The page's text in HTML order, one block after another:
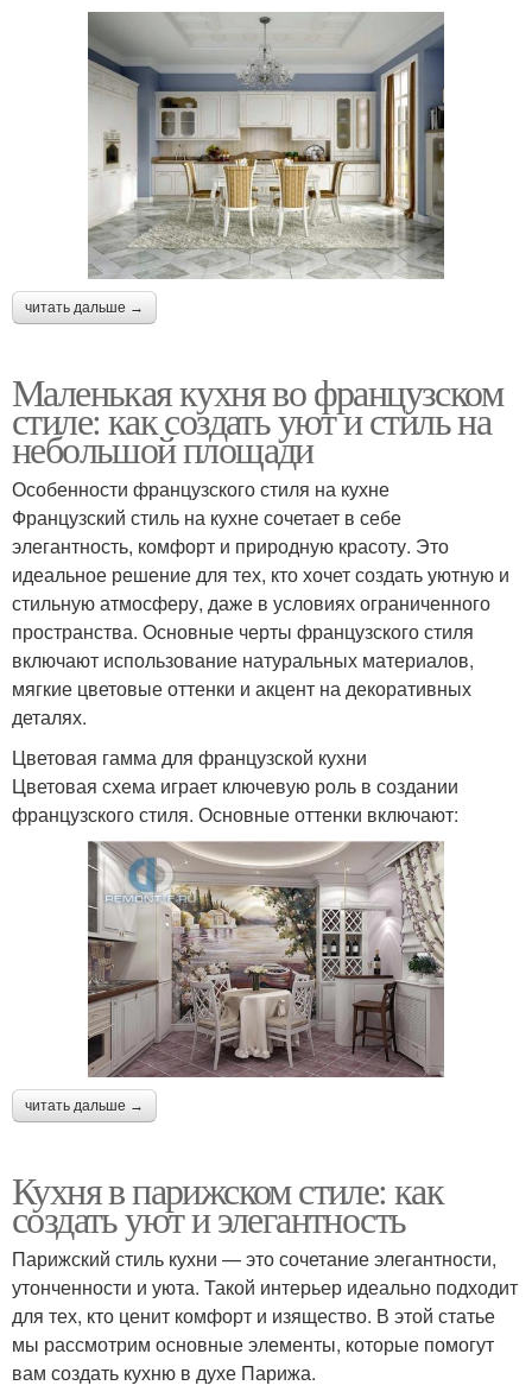
читать дальше →
Маленькая кухня во французском
стиле: как создать уют и стиль на
небольшой площади
Особенности французского стиля на кухне
Французский стиль на кухне сочетает в себе
элегантность, комфорт и природную красоту. Это
идеальное решение для тех, кто хочет создать уютную и
стильную атмосферу, даже в условиях ограниченного
пространства. Основные черты французского стиля
включают использование натуральных материалов,
мягкие цветовые оттенки и акцент на декоративных
деталях.
Цветовая гамма для французской кухни
Цветовая схема играет ключевую роль в создании
французского стиля. Основные оттенки включают:
читать дальше →
Кухня в парижском стиле: как
создать уют и элегантность
Парижский стиль кухни — это сочетание элегантности,
утонченности и уюта. Такой интерьер идеально подходит
для тех, кто ценит комфорт и изящество. В этой статье
мы рассмотрим основные элементы, которые помогут
вам создать кухню в духе Парижа.